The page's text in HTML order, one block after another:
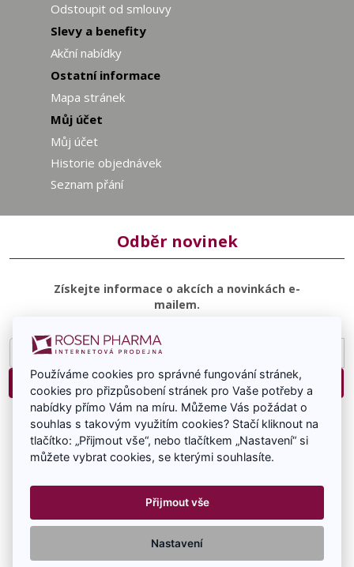
Odstoupit od smlouvy
Slevy a benefity
Akční nabídky
Ostatní informace
Mapa stránek
Můj účet
Můj účet
Historie objednávek
Seznam přání
Odběr novinek
Získejte informace o akcích a novinkách e-
mailem.
adresa
Přihlásit
Souhlasím se zasíláním e-mailové komunikace.
RosenPharma a.s. 2026 Všechna práva vyhrazena -
www.rosenpharma.cz
Používáme cookies pro správné fungování stránek,
cookies pro přizpůsobení stránek pro Vaše potřeby a
nabídky přímo Vám na míru. Můžeme Vás požádat o
souhlas s takovým využitím cookies? Stačí kliknout na
tlačítko: „Přijmout vše“, nebo tlačítkem „Nastavení“ si
můžete vybrat cookies, se kterými souhlasíte.
Přijmout vše
Nastavení